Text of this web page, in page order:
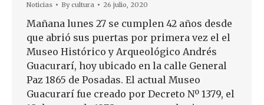
Noticias Bycultura 26 julio, 2020
Mañana lunes 27 se cumplen 42 años desde
que abrió sus puertas por primera vez el el
Museo Histórico y Arqueológico Andrés
Guacurarí, hoy ubicado en la calle General
Paz 1865 de Posadas. El actual Museo
Guacurarí fue creado por Decreto Nº 1379, el